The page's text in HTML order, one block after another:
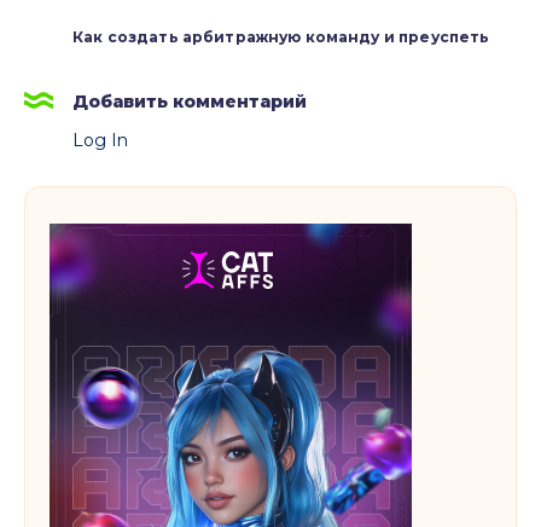
Как создать арбитражную команду и преуспеть
Добавить комментарий
Log In